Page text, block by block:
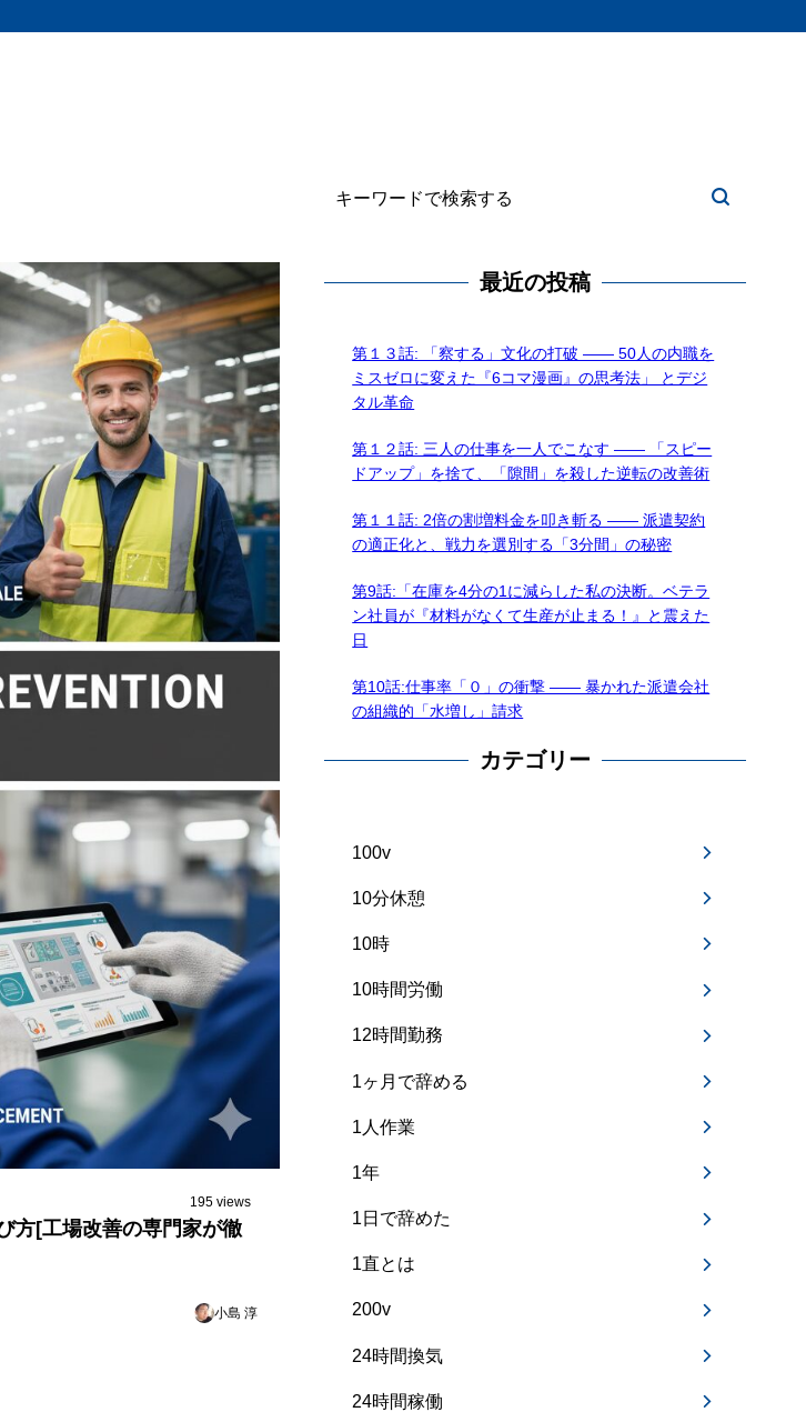
195 views
方[工場改善の専門家が徹
小島 淳
最近の投稿
第１３話: 「察する」文化の打破 —— 50人の内職を
ミスゼロに変えた『6コマ漫画』の思考法」 とデジ
タル革命
第１２話: 三人の仕事を一人でこなす —— 「スピー
ドアップ」を捨て、「隙間」を殺した逆転の改善術
第１１話: 2倍の割増料金を叩き斬る —— 派遣契約
の適正化と、戦力を選別する「3分間」の秘密
第9話:「在庫を4分の1に減らした私の決断。ベテラ
ン社員が『材料がなくて生産が止まる！』と震えた
日
第10話:仕事率「０」の衝撃 —— 暴かれた派遣会社
の組織的「水増し」請求
カテゴリー
100v
10分休憩
10時
10時間労働
12時間勤務
1ヶ月で辞める
1人作業
1年
1日で辞めた
1直とは
200v
24時間換気
24時間稼働